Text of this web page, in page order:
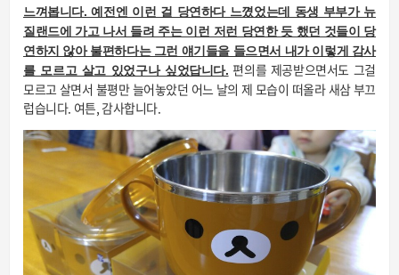
느껴봅니다. 예전엔 이런 걸 당연하다 느꼈었는데 동생 부부가 뉴
질랜드에 가고 나서 들려 주는 이런 저런 당연한 듯 했던 것들이 당
연하지 않아 불편하다는 그런 얘기들을 들으면서 내가 이렇게 감사
를 모르고 살고 있었구나 싶었답니다. 편의를 제공받으면서도 그걸
모르고 살면서 불평만 늘어놓았던 어느 날의 제 모습이 떠올라 새삼 부끄
럽습니다. 여튼, 감사합니다.